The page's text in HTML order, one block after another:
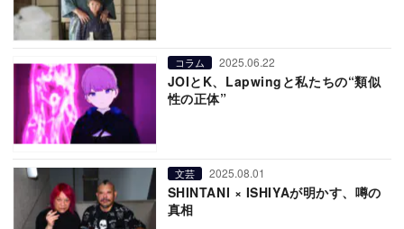
コラム 2025.06.22
JOIとK、Lapwingと私たちの“類似
性の正体”
文芸 2025.08.01
SHINTANI × ISHIYAが明かす、噂の
真相